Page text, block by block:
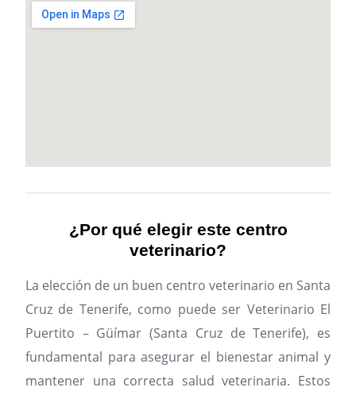
¿Por qué elegir este centro
veterinario?
La elección de un buen centro veterinario en Santa
Cruz de Tenerife, como puede ser Veterinario El
Puertito – Güímar (Santa Cruz de Tenerife), es
fundamental para asegurar el bienestar animal y
mantener una correcta salud veterinaria. Estos